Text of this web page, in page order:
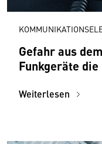
Gefahr aus
Funkgeräte
Weiterlesen